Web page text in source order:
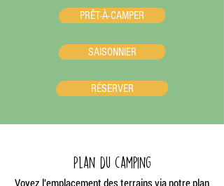
PRÊT-À-CAMPER
SAISONNIER
RÉSERVER
Plan du camping
Voyez l'emplacement des terrains via notre plan